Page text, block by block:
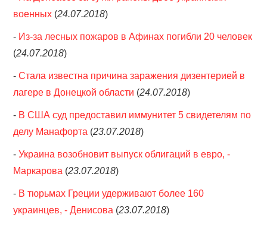
военных (24.07.2018)
- Из-за лесных пожаров в Афинах погибли 20 человек
(24.07.2018)
-Стала известна причина заражения дизентерией в
лагере в Донецкой области (24.07.2018)
- В США суд предоставил иммунитет 5 свидетелям по
делу Манафорта (23.07.2018)
-Украина возобновит выпуск облигаций в евро, -
Маркарова (23.07.2018)
- В тюрьмах Греции удерживают более 160
украинцев, - Денисова (23.07.2018)